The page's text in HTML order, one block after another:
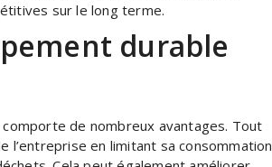
sur le long terme.
durable
de nombreux avantages. Tout
l’entreprise en limitant sa consommation